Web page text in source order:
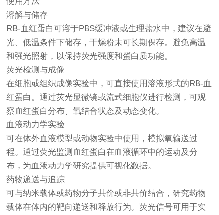
溶解与储存
RB-血红蛋白可溶于PBS缓冲液或生理盐水中，建议在避
光、低温条件下储存，干燥粉末可长期保存。避免高温
和强光照射，以保持荧光强度和蛋白质功能。
荧光检测与成像
在细胞或组织成像实验中，可直接使用溶液形式的RB-血
红蛋白。通过荧光显微镜或流式细胞仪进行检测，可观
察血红蛋白分布、氧结合状态及动态变化。
血液动力学实验
可在体外血液模型或动物实验中使用，模拟氧输送过
程。通过荧光监测血红蛋白在血液循环中的运动及分
布，为血液动力学研究提供可视化数据。
药物递送与追踪
可与纳米载体或药物分子共价或非共价结合，研究药物
载体在体内的靶向递送和释放行为。荧光信号可用于实